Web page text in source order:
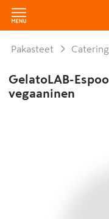
Pakasteet Catering
GelatoLAB-
vegaaninen